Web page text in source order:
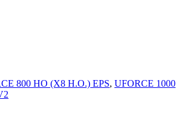
800 HO (X8 H.O.) EPS, UFORCE 1000